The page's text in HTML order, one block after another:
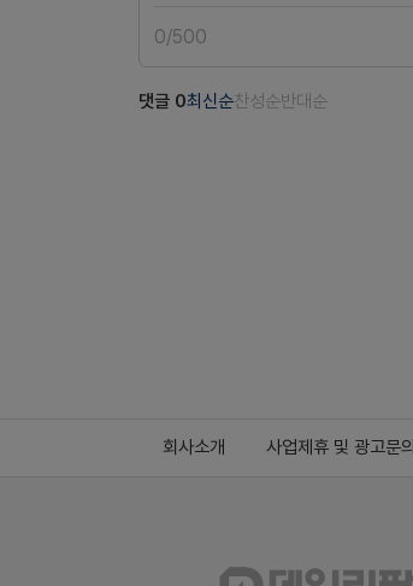
0/500
댓글 0최신순찬성순반대순
회사소개 사업제휴 및 광고문의